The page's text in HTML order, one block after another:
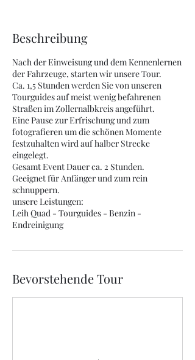
Beschreibung
Nach der Einweisung und dem Kennenlernen
der Fahrzeuge, starten wir unsere Tour.
Ca. 1,5 Stunden werden Sie von unseren
Tourguides auf meist wenig befahrenen
Straßen im Zollernalbkreis angeführt.
Eine Pause zur Erfrischung und zum
fotografieren um die schönen Momente
festzuhalten wird auf halber Strecke
eingelegt.
Gesamt Event Dauer ca. 2 Stunden.
Geeignet für Anfänger und zum rein
schnuppern.
unsere Leistungen:
Leih Quad - Tourguides - Benzin -
Endreinigung
Bevorstehende Tour